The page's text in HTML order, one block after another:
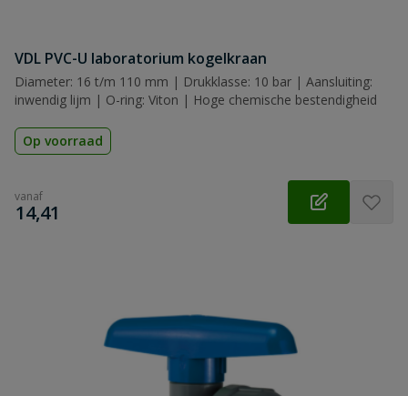
VDL PVC-U laboratorium kogelkraan
Diameter: 16 t/m 110 mm | Drukklasse: 10 bar | Aansluiting:
inwendig lijm | O-ring: Viton | Hoge chemische bestendigheid
Op voorraad
vanaf
€
14,41